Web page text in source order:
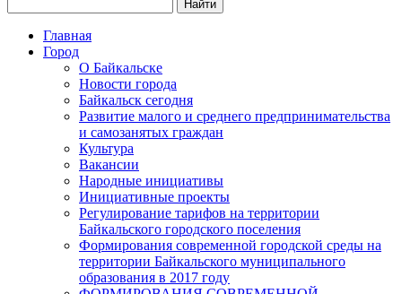
Найти
Главная
Город
О Байкальске
Новости города
Байкальск сегодня
Развитие малого и среднего предпринимательства
и самозанятых граждан
Культура
Вакансии
Народные инициативы
Инициативные проекты
Регулирование тарифов на территории
Байкальского городского поселения
Формирования современной городской среды на
территории Байкальского муниципального
образования в 2017 году